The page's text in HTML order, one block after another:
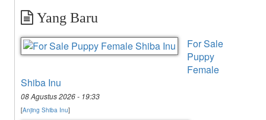
Yang Baru
For Sale
Puppy
Female
Shiba Inu
08 Agustus 2026 - 19:33
[Anjing Shiba Inu]